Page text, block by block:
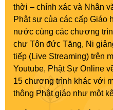
thời – chính xác và Nhân
Phật sự của các cấp Giáo
nước cùng các chương
chư Tôn đức Tăng, Ni
tiếp (Live Streaming) trên
Youtube, Phật Sự Online
15 chương trình khác với
thông Phật giáo như một